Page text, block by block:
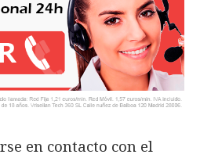
en contacto con el